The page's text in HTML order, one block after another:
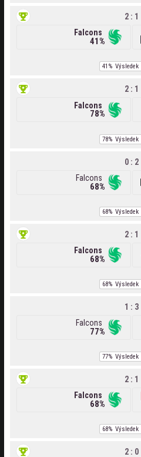
Falcons
41%
2 : 1
41% Výsledek
Falcons
78%
2 : 1
78% Výsledek
Falcons
68%
0 : 2
68% Výsledek
Falcons
68%
2 : 1
68% Výsledek
Falcons
77%
1 : 3
77% Výsledek
Falcons
68%
2 : 1
68% Výsledek
2 : 0